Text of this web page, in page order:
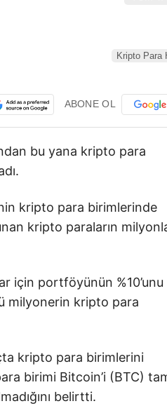
Kripto Para
ABONE OL
bu yana kripto para
kripto para birimlerinde
kripto paraların
için portföyünün %10’unu
milyonerin kripto para
kripto para birimlerini
birimi Bitcoin’i (BTC)
belirtti.